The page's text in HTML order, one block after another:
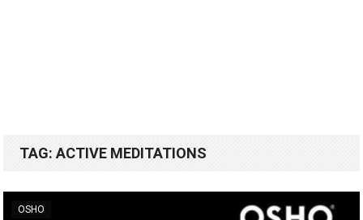
TAG:ACTIVE MEDITATIONS
OSHO